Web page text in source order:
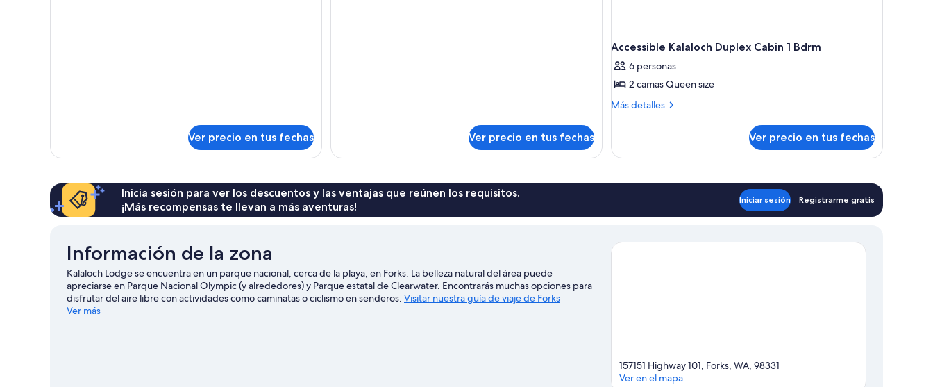
standalone)
not
Ver precio en tus fechas Ver precio en tus fechas
Accessible Kalaloch Duplex Cabin 1 Bdrm
6 personas
2 camas Queen size
Más detalles
Más
Kalaloch
Ver precio en tus fechas
Inicia sesión para ver los descuentos y las ventajas que reúnen los requisitos.
¡Más recompensas te llevan a más aventuras!
Iniciar sesión Registrarme gratis
Información de la zona
Kalaloch Lodge se encuentra en un parque nacional, cerca de la playa, en Forks. La belleza natural del área puede
apreciarse en Parque Nacional Olympic (y alrededores) y Parque estatal de Clearwater. Encontrarás muchas opciones para
disfrutar del aire libre con actividades como caminatas o ciclismo en senderos. Visitar nuestra guía de viaje de Forks
Ver más
157151 Highway 101, Forks, WA, 98331
Ver en el mapa